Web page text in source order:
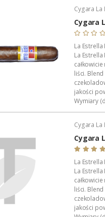
Wkładka
Cygara La
Cygara
La
La
liści.
jakości
Wymiary
Liść
Wkładka
Cygara La
Cygara
La
La
liści.
jakości